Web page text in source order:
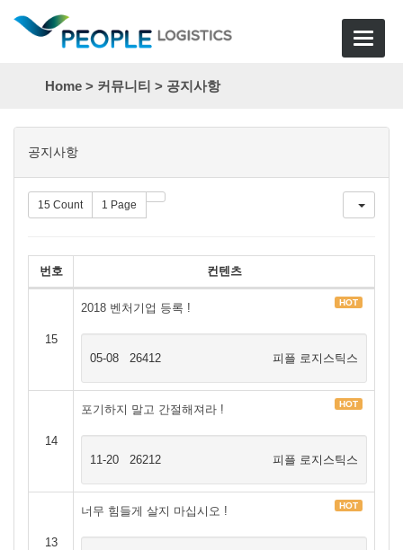
Toggle
Home > 커뮤니티 > 공지사항
공지사항목
15 Count 1 Page
번호 컨텐츠
15
2018 벤처기업 등록 ! HOT
05-08 26412 피플 로지스틱스
14
포기하지 말고 간절해져라 ! HOT
11-20 26212 피플 로지스틱스
13
너무 힘들게 살지 마십시오 ! HOT